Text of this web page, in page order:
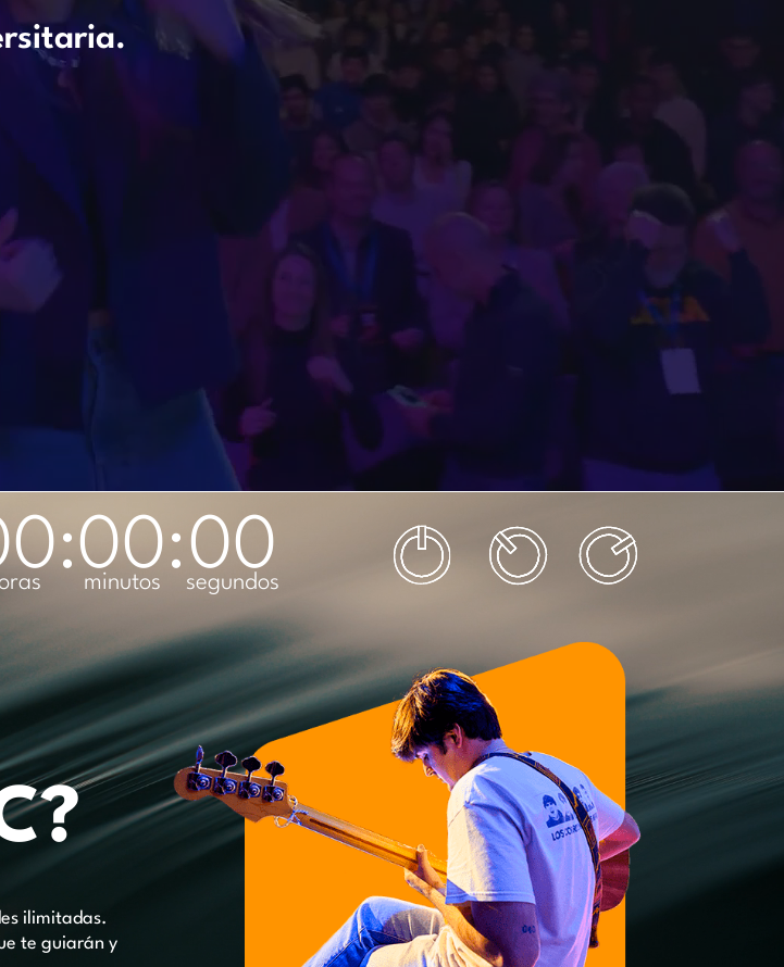
:00
minutos :00
segundos
ilimitadas.
te guiarán y